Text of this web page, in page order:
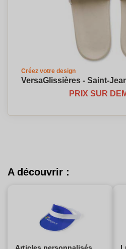
Créez votre design
VersaGlissières - Saint-
PRIX SUR
A découvrir :